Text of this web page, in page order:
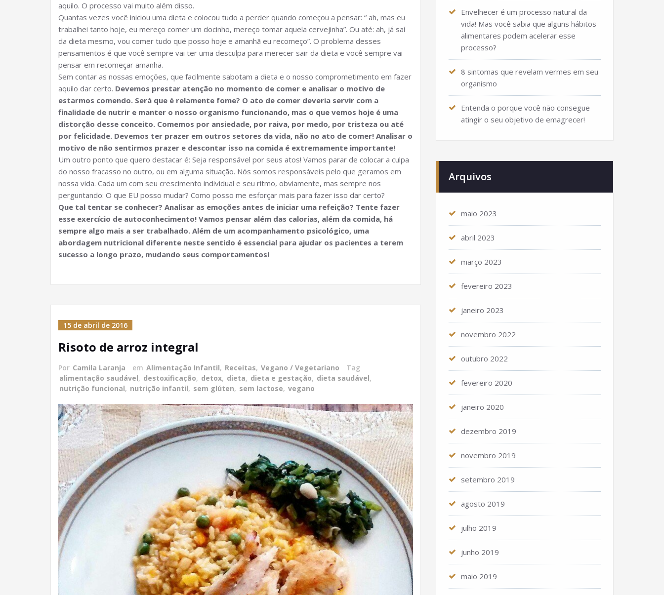
aquilo. O processo vai muito além disso.
Quantas vezes você iniciou uma dieta e colocou tudo a perder quando começou a pensar: “ ah, mas eu
trabalhei tanto hoje, eu mereço comer um docinho, mereço tomar aquela cervejinha”. Ou até: ah, já saí
da dieta mesmo, vou comer tudo que posso hoje e amanhã eu recomeço”. O problema desses
pensamentos é que você sempre vai ter uma desculpa para merecer sair da dieta e você sempre vai
pensar em recomeçar amanhã.
Sem contar as nossas emoções, que facilmente sabotam a dieta e o nosso comprometimento em fazer
aquilo dar certo. Devemos prestar atenção no momento de comer e analisar o motivo de
estarmos comendo. Será que é relamente fome? O ato de comer deveria servir com a
finalidade de nutrir e manter o nosso organismo funcionando, mas o que vemos hoje é uma
distorção desse conceito. Comemos por ansiedade, por raiva, por medo, por tristeza ou até
por felicidade. Devemos ter prazer em outros setores da vida, não no ato de comer! Analisar o
motivo de não sentirmos prazer e descontar isso na comida é extremamente importante!
Um outro ponto que quero destacar é: Seja responsável por seus atos! Vamos parar de colocar a culpa
do nosso fracasso no outro, ou em alguma situação. Nós somos responsáveis pelo que geramos em
nossa vida. Cada um com seu crescimento individual e seu ritmo, obviamente, mas sempre nos
perguntando: O que EU posso mudar? Como posso me esforçar mais para fazer isso dar certo?
Que tal tentar se conhecer? Analisar as emoções antes de iniciar uma refeição? Tente fazer
esse exercício de autoconhecimento! Vamos pensar além das calorias, além da comida, há
sempre algo mais a ser trabalhado. Além de um acompanhamento psicológico, uma
abordagem nutricional diferente neste sentido é essencial para ajudar os pacientes a terem
sucesso a longo prazo, mudando seus comportamentos!
15 de abril de 2016
Risoto de arroz integral
Por Camila Laranja em Alimentação Infantil, Receitas, Vegano / Vegetariano
Tag
alimentação saudável, destoxificação, detox, dieta, dieta e gestação, dieta saudável,
nutrição funcional, nutrição infantil, sem glúten, sem lactose, vegano
Envelhecer é um processo natural da
vida! Mas você sabia que alguns hábitos
alimentares podem acelerar esse
processo?
8 sintomas que revelam vermes em seu
organismo
Entenda o porque você não consegue
atingir o seu objetivo de emagrecer!
Arquivos
maio 2023
abril 2023
março 2023
fevereiro 2023
janeiro 2023
novembro 2022
outubro 2022
fevereiro 2020
janeiro 2020
dezembro 2019
novembro 2019
setembro 2019
agosto 2019
julho 2019
junho 2019
maio 2019